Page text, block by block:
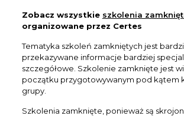
Zobacz wszystkie szkolenia
organizowane przez Certes
Tematyka szkoleń zamkniętych jest
przekazywane informacje bardziej
szczegółowe. Szkolenie zamknięte jest
początku przygotowywanym pod kątem
grupy.
Szkolenia zamknięte, ponieważ są